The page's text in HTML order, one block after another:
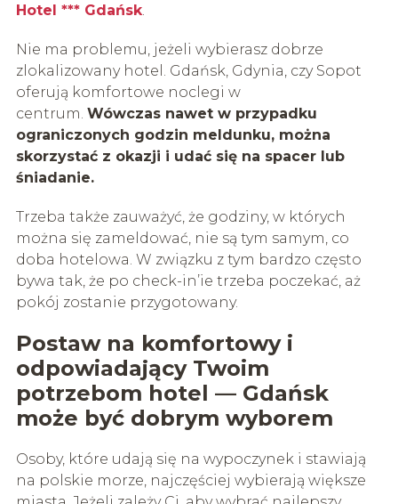
Hotel *** Gdańsk.
Nie ma problemu, jeżeli wybierasz dobrze
zlokalizowany hotel. Gdańsk, Gdynia, czy Sopot
oferują komfortowe noclegi w
centrum. Wówczas nawet w przypadku
ograniczonych godzin meldunku, można
skorzystać z okazji i udać się na spacer lub
śniadanie.
Trzeba także zauważyć, że godziny, w których
można się zameldować, nie są tym samym, co
doba hotelowa. W związku z tym bardzo często
bywa tak, że po check-in’ie trzeba poczekać, aż
pokój zostanie przygotowany.
Postaw na komfortowy i
odpowiadający Twoim
potrzebom hotel — Gdańsk
może być dobrym wyborem
Osoby, które udają się na wypoczynek i stawiają
na polskie morze, najczęściej wybierają większe